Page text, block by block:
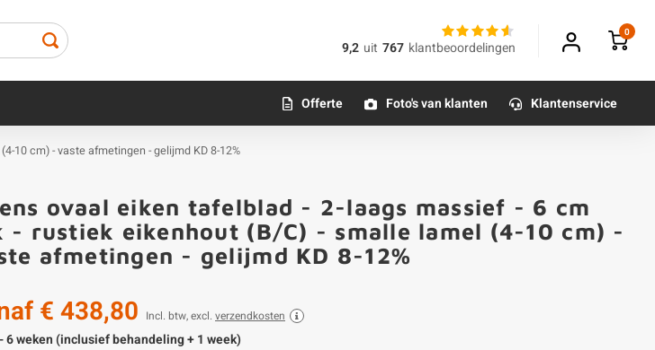
9,2 uit 767 klantbeoordelingen
0
Offerte Foto's van klanten Klantenservice
10 cm) - vaste afmetingen - gelijmd KD 8-12%
ovaal eiken tafelblad - 2-laags massief - 6 cm
- rustiek eikenhout (B/C) - smalle lamel (4-10 cm) -
afmetingen - gelijmd KD 8-12%
€ 438,80 Incl. btw, excl. verzendkosten
6 weken (inclusief behandeling + 1 week)